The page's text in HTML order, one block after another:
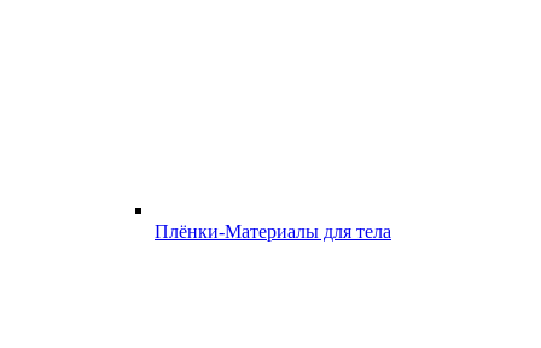
Плёнки-Материалы для тела